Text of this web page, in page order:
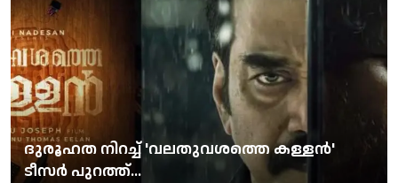
ദുരൂഹത നിറച്ച് 'വലതുവശത്തെ കള്ളന്‍'
ടീസര്‍ പുറത്ത്...